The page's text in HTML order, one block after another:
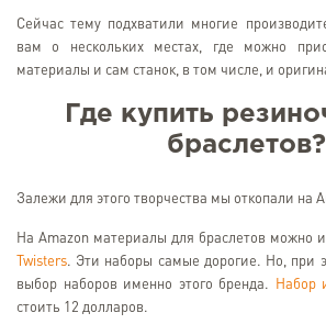
Сейчас тему подхватили многие
вам о нескольких местах, где можно
материалы и сам станок, в том числе, и
Где купить
браслетов?
Залежи для этого творчества мы откопали на
На Amazon материалы для браслетов можно
Twisters. Эти наборы самые дорогие. Но, при
выбор наборов именно этого бренда.
Набор
стоить 12 долларов.